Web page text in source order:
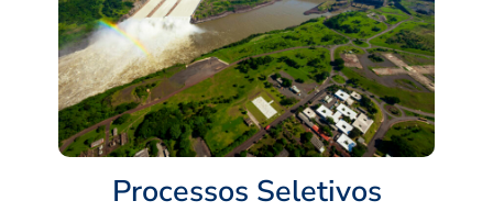
Processos Seletivos